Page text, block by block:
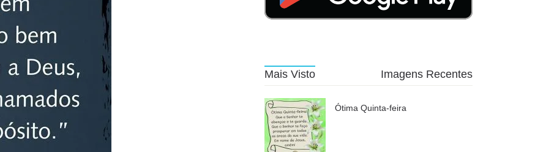
Mais Visto Imagens Recentes
Ótima Quinta-feira